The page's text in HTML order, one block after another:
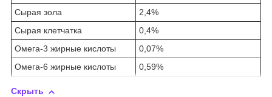
Сырая зола
2,4%
Сырая клетчатка
0,4%
Омега-3 жирные кислоты
0,07%
Омега-6 жирные кислоты
0,59%
Скрыть